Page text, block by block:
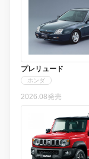
プレリュード
ホンダ
2026.08発売